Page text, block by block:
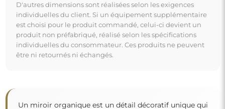
Miroir sur commande individuelle
Si vous n'avez pas trouvé la dimension de miroir
réaliser sont de200×300 cm ainsi que des miroirs